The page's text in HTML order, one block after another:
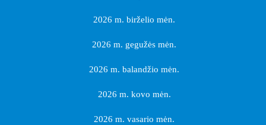
2026 m. birželio mėn.
2026 m. gegužės mėn.
2026 m. balandžio mėn.
2026 m. kovo mėn.
2026 m. vasario mėn.